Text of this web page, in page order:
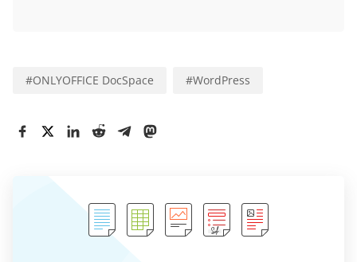
#ONLYOFFICE DocSpace #WordPress